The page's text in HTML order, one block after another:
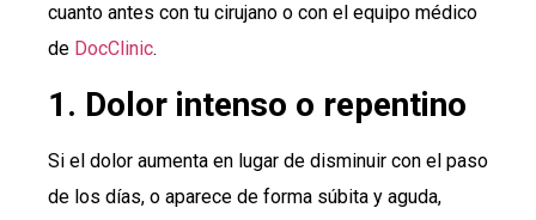
cuanto antes con tu cirujano o con el equipo médico
de DocClinic.
1. Dolor intenso o repentino
Si el dolor aumenta en lugar de disminuir con el paso
de los días, o aparece de forma súbita y aguda,